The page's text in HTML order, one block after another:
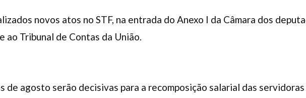
novos atos no STF, na entrada do Anexo I da Câmara dos
Tribunal de Contas da União.
de agosto serão decisivas para a recomposição salarial das servidoras